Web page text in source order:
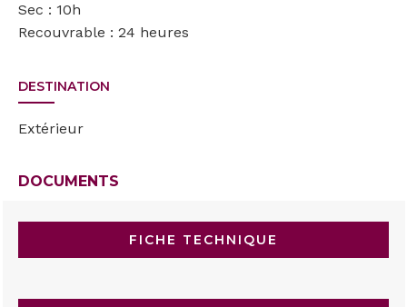
Sec : 10h
Recouvrable : 24 heures
DESTINATION
Extérieur
DOCUMENTS
FICHE TECHNIQUE